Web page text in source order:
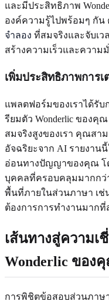
และมีประสิทธิภาพ
องค์ความรู้ไปพร้อมๆ กั
จำลอง ที่สมจริงและจับเว
สร้างความเร็วและควา
เพิ่มประสิทธิภาพการ
แพลตฟอร์มของเราได้รับ
รียมตัว Wonderlic ของคุ
สมจริงสูงของเรา คุณสา
อัจฉริยะจาก AI รายงาน
อ่อนทางปัญญาของคุณ โ
บุคคลที่ครอบคลุมมากกว่
พื้นที่ภายในส่วนภาษา เช่
ต้องการการทำงานมากที่
เส้นทางสู่ความ
Wonderlic ของ
การพิชิตข้อสอบส่วนภาษา